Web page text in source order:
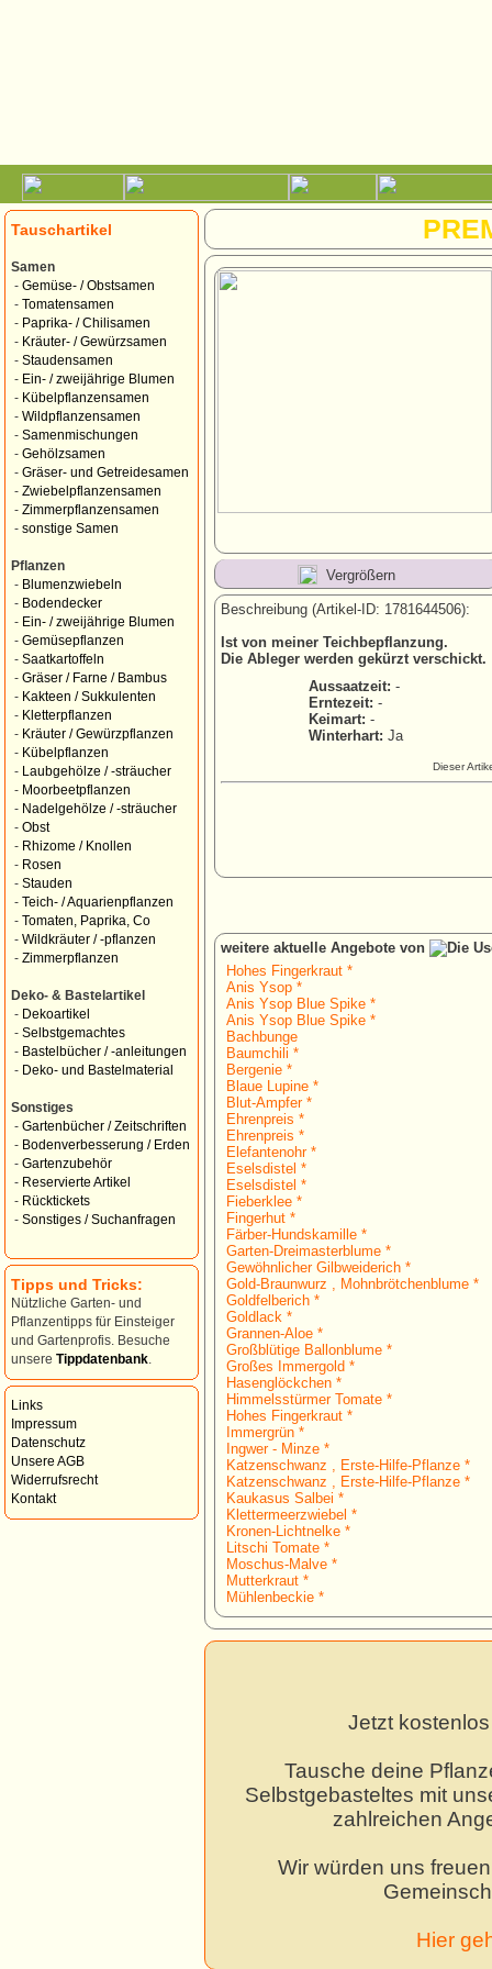
Tauschartikel
Samen
- Gemüse- / Obstsamen
- Tomatensamen
- Paprika- / Chilisamen
- Kräuter- / Gewürzsamen
- Staudensamen
- Ein- / zweijährige Blumen
- Kübelpflanzensamen
- Wildpflanzensamen
- Samenmischungen
- Gehölzsamen
- Gräser- und Getreidesamen
- Zwiebelpflanzensamen
- Zimmerpflanzensamen
- sonstige Samen
Pflanzen
- Blumenzwiebeln
- Bodendecker
- Ein- / zweijährige Blumen
- Gemüsepflanzen
- Saatkartoffeln
- Gräser / Farne / Bambus
- Kakteen / Sukkulenten
- Kletterpflanzen
- Kräuter / Gewürzpflanzen
- Kübelpflanzen
-
Laubgehölze / -sträucher
- Moorbeetpflanzen
- Nadelgehölze / -sträucher
- Obst
- Rhizome / Knollen
- Rosen
- Stauden
- Teich- / Aquarienpflanzen
- Tomaten, Paprika, Co
- Wildkräuter / -pflanzen
- Zimmerpflanzen
Deko- & Bastelartikel
- Dekoartikel
- Selbstgemachtes
- Bastelbücher / -anleitungen
- Deko- und Bastelmaterial
Sonstiges
- Gartenbücher / Zeitschriften
- Bodenverbesserung / Erden
- Gartenzubehör
- Reservierte Artikel
- Rücktickets
- Sonstiges / Suchanfragen
Tipps und Tricks:
Nützliche Garten- und
Pflanzentipps für Einsteiger
und Gartenprofis. Besuche
unsere Tippdatenbank
Links
Impressum
Datenschutz
Unsere AGB
Widerrufsrecht
Kontakt
Vergrößern
Beschreibung (Artikel-ID: 1781644506):
Ist von meiner Teichbepflanzung.
Die Ableger werden gekürzt verschickt.
Aussaatzeit: -
Erntezeit: -
Keimart: -
Winterhart: Ja
Dieser
weitere aktuelle Angebote von
Hohes Fingerkraut *
Anis Ysop *
Anis Ysop Blue Spike *
Anis Ysop Blue Spike *
Bachbunge
Baumchili *
Bergenie *
Blaue Lupine *
Blut-Ampfer *
Ehrenpreis *
Ehrenpreis *
Elefantenohr *
Eselsdistel *
Eselsdistel *
Fieberklee *
Fingerhut *
Färber-Hundskamille *
Garten-Dreimasterblume *
Gewöhnlicher Gilbweiderich *
Gold-Braunwurz , Mohnbrötchenblume *
Goldfelberich *
Goldlack *
Grannen-Aloe *
Großblütige Ballonblume *
Großes Immergold *
Hasenglöckchen *
Himmelsstürmer Tomate *
Hohes Fingerkraut *
Immergrün *
Ingwer - Minze *
Katzenschwanz , Erste-Hilfe-Pflanze *
Katzenschwanz , Erste-Hilfe-Pflanze *
Kaukasus Salbei *
Klettermeerzwiebel *
Kronen-Lichtnelke *
Litschi Tomate *
Moschus-Malve *
Mutterkraut *
Mühlenbeckie *
Jetzt
Tausche deine
Selbstgebasteltes mit
zahlreichen
Wir würden uns
Hier